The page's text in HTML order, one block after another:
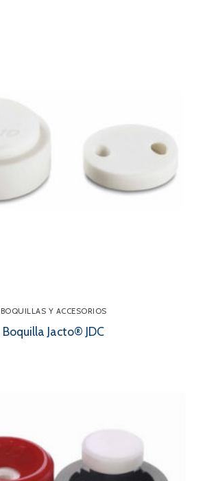
BOQUILLAS Y ACCESORIOS
Boquilla Jacto® JDC